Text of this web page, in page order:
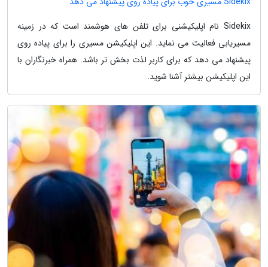
Sidekix نام اپلیکیشنی برای تلفن های هوشمند است که در زمینه
مسیریابی فعالیت می نماید. این اپلیکیشن مسیری را برای پیاده روی
پیشنهاد می دهد که برای کاربر لذت بخش تر باشد. همراه خبرنگاران با
این اپلیکیشن بیشتر آشنا شوید.